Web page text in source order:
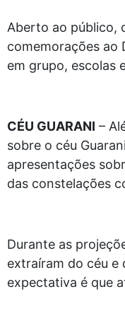
Aberto ao público,
comemorações ao
em grupo, escolas
CÉU GUARANI –
sobre o céu
apresentações
das constelações
Durante as
extraíram do céu e
expectativa é que